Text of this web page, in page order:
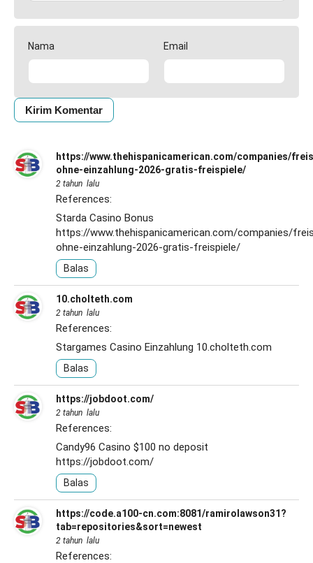
Nama Email
https://www.thehispanicamerican.com/companies/
ohne-einzahlung-2026-gratis-freispiele/
2 tahun lalu
References:
Starda Casino Bonus
https://www.thehispanicamerican.com/companies/
ohne-einzahlung-2026-gratis-freispiele/
Balas
10.cholteth.com
2 tahun lalu
References:
Stargames Casino Einzahlung 10.cholteth.com
Balas
https://jobdoot.com/
2 tahun lalu
References:
Candy96 Casino $100 no deposit
https://jobdoot.com/
Balas
https://code.a100-cn.com:8081/ramirolawson31?
tab=repositories&sort=newest
2 tahun lalu
References: